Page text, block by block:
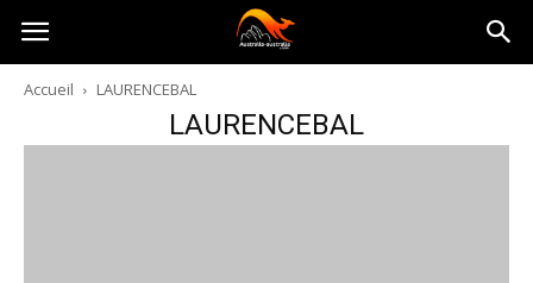
Australia-
australie.com
Accueil LAURENCEBAL
LAURENCEBAL